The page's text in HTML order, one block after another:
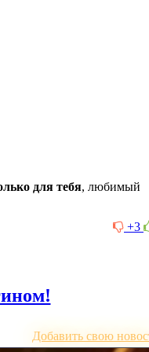
для тебя, любимый
+3
Добавить свою